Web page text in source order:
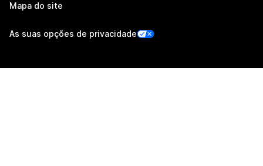
Mapa do site
As suas opções de privacidade